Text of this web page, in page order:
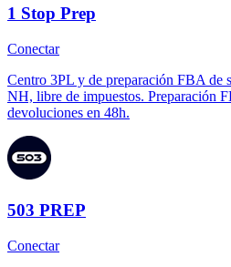
1 Stop Prep
Conectar
Centro 3PL y de preparación FBA de
NH, libre de impuestos. Preparación
devoluciones en 48h.
503 PREP
Conectar